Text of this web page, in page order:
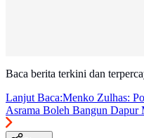
Baca berita terkini dan
Lanjut Baca:Menko Zulhas:
Asrama Boleh Bangun Dapur